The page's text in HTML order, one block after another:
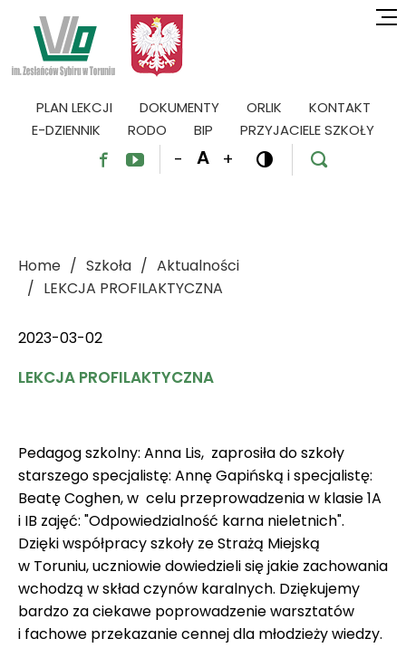
PLAN LEKCJI DOKUMENTY ORLIK
KONTAKT
E-DZIENNIK
RODO BIP PRZYJACIELE SZKOŁY
  - A +  
Home Szkoła
Aktualności
LEKCJA PROFILAKTYCZNA
2023-03-02
LEKCJA PROFILAKTYCZNA
Pedagog szkolny: Anna Lis, zaprosiła do szkoły
starszego specjalistę: Annę Gapińską i specjalistę:
Beatę Coghen, w celu przeprowadzenia w klasie 1A
i IB zajęć: "Odpowiedzialność karna nieletnich".
Dzięki współpracy szkoły ze Strażą Miejską
w Toruniu, uczniowie dowiedzieli się jakie zachowania
wchodzą w skład czynów karalnych. Dziękujemy
bardzo za ciekawe poprowadzenie warsztatów
i fachowe przekazanie cennej dla młodzieży wiedzy.